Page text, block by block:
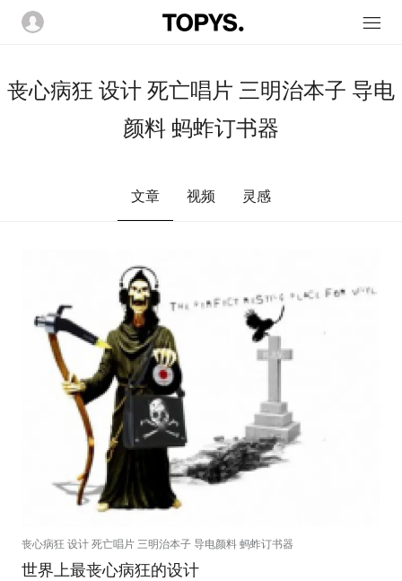
丧心病狂 设计 死亡唱片 三明治本子 导电
颜料 蚂蚱订书器
文章 视频 灵感
丧心病狂 设计 死亡唱片 三明治本子 导电颜料 蚂蚱订书器
世界上最丧心病狂的设计